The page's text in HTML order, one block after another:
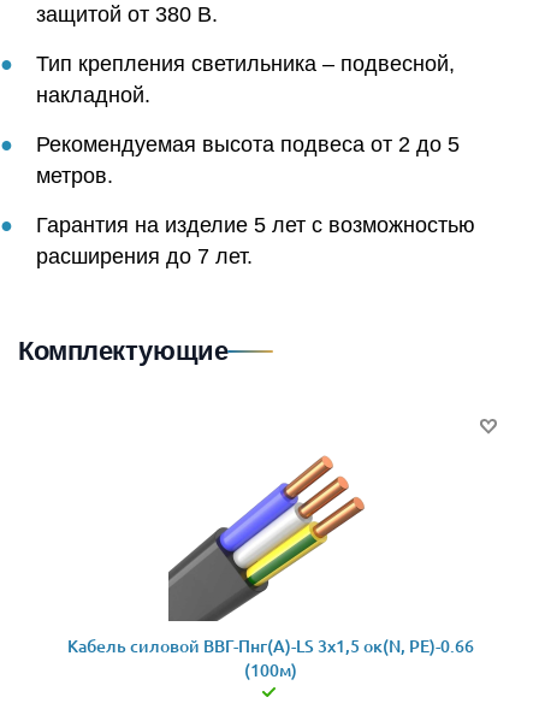
защитой от 380 В.
Тип крепления светильника – подвесной,
накладной.
Рекомендуемая высота подвеса от 2 до 5
метров.
Гарантия на изделие 5 лет с возможностью
расширения до 7 лет.
Комплектующие
Кабель силовой ВВГ-Пнг(А)-LS 3x1,5 ок(N, PE)-0.66
(100м)